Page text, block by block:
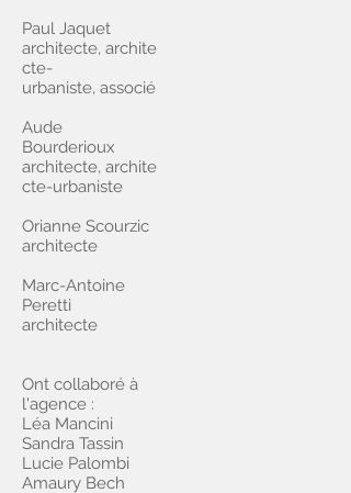
Paul Jaquet
architecte, archite
cte-
urbaniste, associé
Aude
Bourderioux
architecte, archite
cte-urbaniste
Orianne Scourzic
architecte
Marc-Antoine
Peretti
architecte
Ont collaboré à
l'agence :
Léa Mancini
Sandra Tassin
Lucie Palombi
Amaury Bech